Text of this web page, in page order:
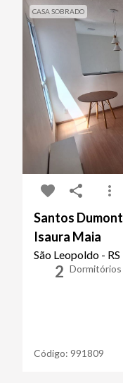
CASA SOBRADO
Santos Dumont
Isaura Maia
São Leopoldo - RS
2 Dormitórios
Código: 991809